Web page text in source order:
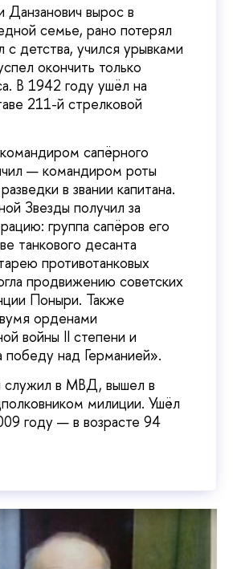
вырос в
семье, рано потерял
с детства, учился урывками
окончить только
В 1942 году ушёл на
211-й стрелковой
сапёрного
— командиром роты
в звании капитана.
Звезды получил за
группа сапёров его
танкового десанта
противотанковых
продвижению советских
Поныри. Также
орденами
войны II степени и
над Германией».
служил в МВД, вышел в
милиции. Ушёл
году — в возрасте 94